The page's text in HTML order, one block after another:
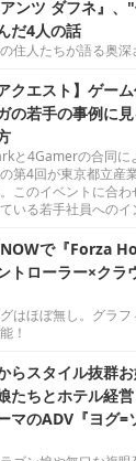
ンツ ダフネ』
だ4人の話
住人たちが語る奥深
クエスト】ゲー
の若手の事例に
と4Gamerの合同に
第4回が東京都立産
このイベントに合
いる若手社員へのイ
で『Forza
トローラー×クラ
はほぼ無し。グラ
！
らスタイル抜群
たちとホテル経
マのADV『ヨグ